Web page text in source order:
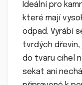
Ideální pro
které mají
odpad. Vyrábí
tvrdých dřevin,
do tvaru cihel
sekat ani